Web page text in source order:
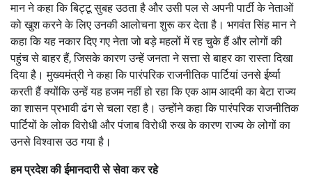
मान ने कहा कि बिट्टू सुबह उठता है और उसी पल से अपनी पार्टी के नेताओं
को खुश करने के लिए उनकी आलोचना शुरू कर देता है। भगवंत सिंह मान ने
कहा कि यह नकार दिए गए नेता जो बड़े महलों में रह चुके हैं और लोगों की
पहुंच से बाहर हैं, जिसके कारण उन्हें जनता ने सत्ता से बाहर का रास्ता दिखा
दिया है। मुख्यमंत्री ने कहा कि पारंपरिक राजनीतिक पार्टियां उनसे ईर्ष्या
करती हैं क्योंकि उन्हें यह हजम नहीं हो रहा कि एक आम आदमी का बेटा राज्य
का शासन प्रभावी ढंग से चला रहा है। उन्होंने कहा कि पारंपरिक राजनीतिक
पार्टियों के लोक विरोधी और पंजाब विरोधी रुख के कारण राज्य के लोगों का
उनसे विश्वास उठ गया है।
हम प्रदेश की ईमानदारी से सेवा कर रहे